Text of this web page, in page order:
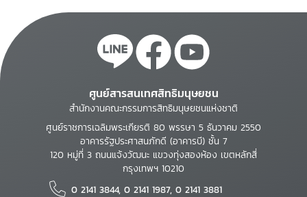
ศูนย์สารสนเทศสิทธิมนุษยชน
สำนักงานคณะกรรมการสิทธิมนุษยชนแห่งชาติ
ศูนย์ราชการเฉลิมพระเกียรติ 80 พรรษา 5 ธันวาคม 2550
อาคารรัฐประศาสนภักดี (อาคารบี) ชั้น 7
120 หมู่ที่ 3 ถนนแจ้งวัฒนะ แขวงทุ่งสองห้อง เขตหลักสี่
กรุงเทพฯ 10210
0 2141 3844, 0 2141 1987, 0 2141 3881